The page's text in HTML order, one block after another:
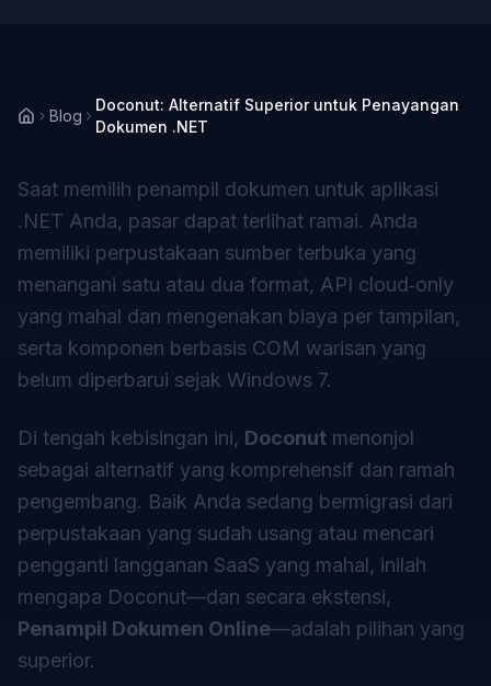
Blog
Doconut: Alternatif Superior untuk Penayangan
Dokumen .NET
Saat memilih penampil dokumen untuk aplikasi
.NET Anda, pasar dapat terlihat ramai. Anda
memiliki perpustakaan sumber terbuka yang
menangani satu atau dua format, API cloud‑only
yang mahal dan mengenakan biaya per tampilan,
serta komponen berbasis COM warisan yang
belum diperbarui sejak Windows 7.
Di tengah kebisingan ini, Doconut menonjol
sebagai alternatif yang komprehensif dan ramah
pengembang. Baik Anda sedang bermigrasi dari
perpustakaan yang sudah usang atau mencari
pengganti langganan SaaS yang mahal, inilah
mengapa Doconut—dan secara ekstensi,
Penampil Dokumen Online—adalah pilihan yang
superior.